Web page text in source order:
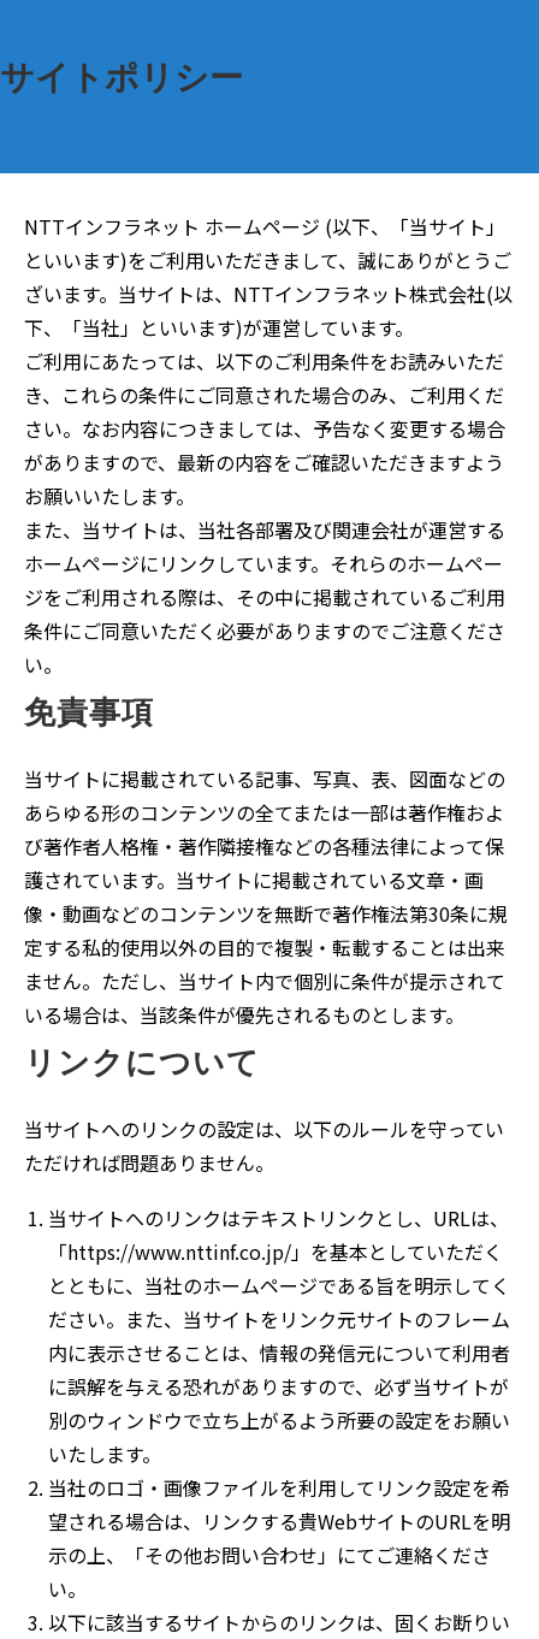
サイトポリシー
NTTインフラネット ホームページ (以下、「当サイト」
といいます)をご利用いただきまして、誠にありがとうご
ざいます。当サイトは、NTTインフラネット株式会社(以
下、「当社」といいます)が運営しています。
ご利用にあたっては、以下のご利用条件をお読みいただ
き、これらの条件にご同意された場合のみ、ご利用くだ
さい。なお内容につきましては、予告なく変更する場合
がありますので、最新の内容をご確認いただきますよう
お願いいたします。
また、当サイトは、当社各部署及び関連会社が運営する
ホームページにリンクしています。それらのホームペー
ジをご利用される際は、その中に掲載されているご利用
条件にご同意いただく必要がありますのでご注意くださ
い。
免責事項
当サイトに掲載されている記事、写真、表、図面などの
あらゆる形のコンテンツの全てまたは一部は著作権およ
び著作者人格権・著作隣接権などの各種法律によって保
護されています。当サイトに掲載されている文章・画
像・動画などのコンテンツを無断で著作権法第30条に規
定する私的使用以外の目的で複製・転載することは出来
ません。ただし、当サイト内で個別に条件が提示されて
いる場合は、当該条件が優先されるものとします。
リンクについて
当サイトへのリンクの設定は、以下のルールを守ってい
ただければ問題ありません。
当サイトへのリンクはテキストリンクとし、URLは、
「https://www.nttinf.co.jp/」を基本としていただく
とともに、当社のホームページである旨を明示してく
ださい。また、当サイトをリンク元サイトのフレーム
内に表示させることは、情報の発信元について利用者
に誤解を与える恐れがありますので、必ず当サイトが
別のウィンドウで立ち上がるよう所要の設定をお願い
いたします。
当社のロゴ・画像ファイルを利用してリンク設定を希
望される場合は、リンクする貴WebサイトのURLを明
示の上、「その他お問い合わせ」にてご連絡くださ
い。
以下に該当するサイトからのリンクは、固くお断りい